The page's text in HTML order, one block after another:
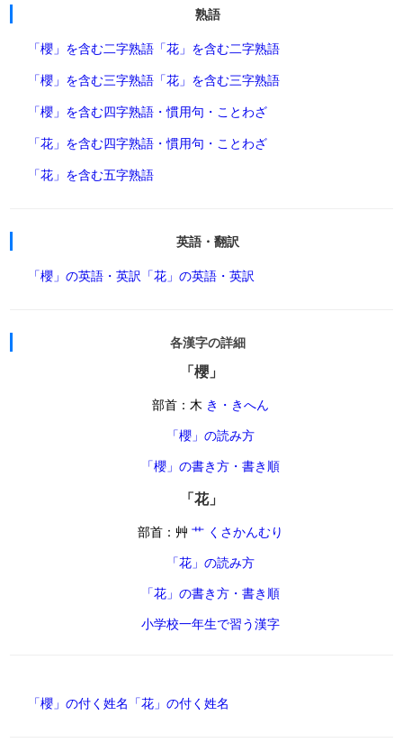
熟語
「櫻」を含む二字熟語 「花」を含む二字熟語
「櫻」を含む三字熟語 「花」を含む三字熟語
「櫻」を含む四字熟語・慣用句・ことわざ
「花」を含む四字熟語・慣用句・ことわざ
「花」を含む五字熟語
英語・翻訳
「櫻」の英語・英訳 「花」の英語・英訳
各漢字の詳細
「櫻」
部首：木 き・きへん
「櫻」の読み方
「櫻」の書き方・書き順
「花」
部首：艸 艹 くさかんむり
「花」の読み方
「花」の書き方・書き順
小学校一年生で習う漢字
「櫻」の付く姓名 「花」の付く姓名